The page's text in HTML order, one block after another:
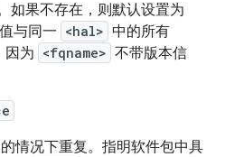
如果不存在，则默认设置为
与同一 <hal> 中的所有
因为 <fqname> 不带版本信
情况下重复。指明软件包中具